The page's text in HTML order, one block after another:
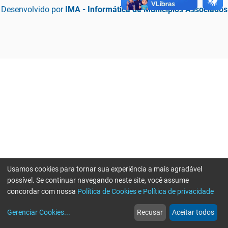
Desenvolvido por IMA - Informática de Municípios Associados
web
Notícias
more_horiz
Mais
Usamos cookies para tornar sua experiência a mais agradável
possível. Se continuar navegando neste site, você assume
concordar com nossa Política de Cookies e Política de privacidade
Gerenciar Cookies... Recusar Aceitar todos
Erro ao enviar informações, por favor tente novamente